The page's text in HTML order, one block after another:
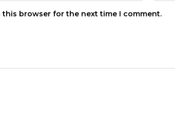
this browser for the next time I comment.